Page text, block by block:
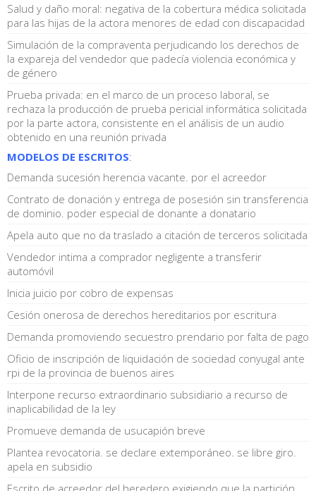
Salud y daño moral: negativa de la cobertura médica solicitada
para las hijas de la actora menores de edad con discapacidad
Simulación de la compraventa perjudicando los derechos de
la expareja del vendedor que padecía violencia económica y
de género
Prueba privada: en el marco de un proceso laboral, se
rechaza la producción de prueba pericial informática solicitada
por la parte actora, consistente en el análisis de un audio
obtenido en una reunión privada
MODELOS DE ESCRITOS:
Demanda sucesión herencia vacante. por el acreedor
Contrato de donación y entrega de posesión sin transferencia
de dominio. poder especial de donante a donatario
Apela auto que no da traslado a citación de terceros solicitada
Vendedor intima a comprador negligente a transferir
automóvil
Inicia juicio por cobro de expensas
Cesión onerosa de derechos hereditarios por escritura
Demanda promoviendo secuestro prendario por falta de pago
Oficio de inscripción de liquidación de sociedad conyugal ante
rpi de la provincia de buenos aires
Interpone recurso extraordinario subsidiario a recurso de
inaplicabilidad de la ley
Promueve demanda de usucapión breve
Plantea revocatoria. se declare extemporáneo. se libre giro.
apela en subsidio
Escrito de acreedor del heredero exigiendo que la partición